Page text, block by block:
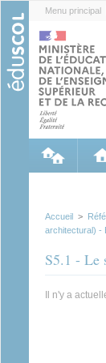
Menu principal
Accueil >
architectural) -
S5.1 - Le
Il n'y a